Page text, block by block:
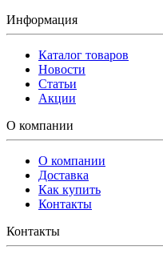
Информация
Каталог товаров
Новости
Статьи
Акции
О компании
О компании
Доставка
Как купить
Контакты
Контакты